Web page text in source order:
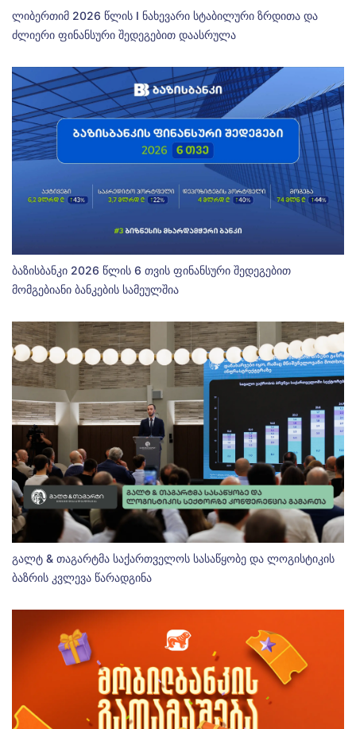
ლიბერთიმ 2026 წლის I ნახევარი სტაბილური ზრდითა და
ძლიერი ფინანსური შედეგებით დაასრულა
ბაზისბანკი 2026 წლის 6 თვის ფინანსური შედეგებით
მომგებიანი ბანკების სამეულშია
გალტ & თაგარტმა საქართველოს სასაწყობე და ლოგისტიკის
ბაზრის კვლევა წარადგინა